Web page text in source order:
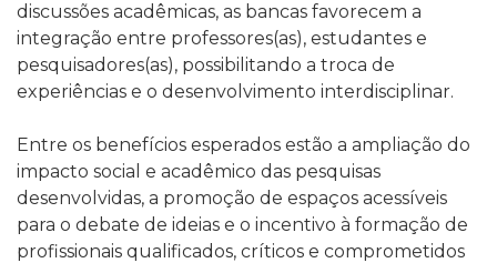
discussões acadêmicas, as bancas favorecem a
integração entre professores(as), estudantes e
pesquisadores(as), possibilitando a troca de
experiências e o desenvolvimento interdisciplinar.
Entre os benefícios esperados estão a ampliação do
impacto social e acadêmico das pesquisas
desenvolvidas, a promoção de espaços acessíveis
para o debate de ideias e o incentivo à formação de
profissionais qualificados, críticos e comprometidos